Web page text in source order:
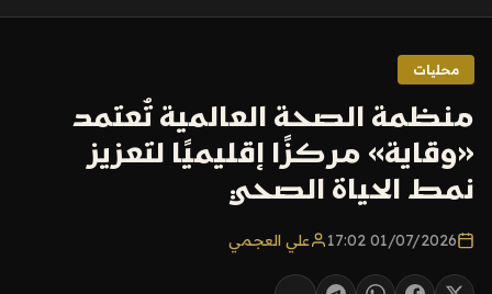
محليات
منظمة الصحة العالمية تُعتمد
«وقاية» مركزًا إقليميًا لتعزيز
نمط الحياة الصحي
01/07/2026 17:02 علي العجمي